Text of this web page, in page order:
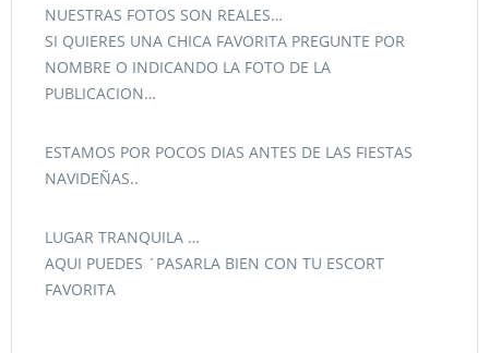
NUESTRAS FOTOS SON REALES…
SI QUIERES UNA CHICA FAVORITA PREGUNTE POR
NOMBRE O INDICANDO LA FOTO DE LA
PUBLICACION…
ESTAMOS POR POCOS DIAS ANTES DE LAS FIESTAS
NAVIDEÑAS..
LUGAR TRANQUILA …
AQUI PUEDES ´PASARLA BIEN CON TU ESCORT
FAVORITA